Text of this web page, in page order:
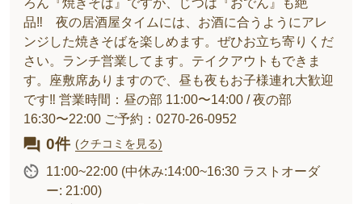
品‼ 夜の居酒屋タイムには、お酒に合うようにアレ
ンジした焼きそばを楽しめます。ぜひお立ち寄りくだ
さい。ランチ営業してます。テイクアウトもできま
す。座敷席ありますので、昼も夜もお子様連れ大歓迎
です‼ 営業時間：昼の部 11:00〜14:00 / 夜の部
16:30〜22:00 ご予約：0270-26-0952
0件 (クチコミを見る)
11:00~22:00 (中休み:14:00~16:30 ラストオーダ
ー: 21:00)